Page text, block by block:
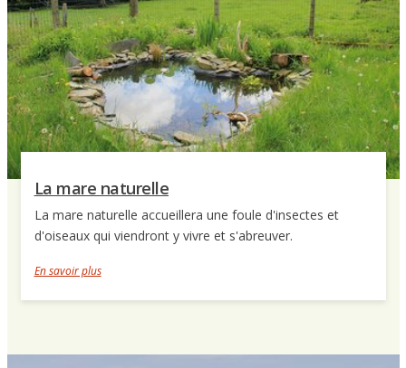
La mare naturelle
La mare naturelle accueillera une foule d'insectes et
d'oiseaux qui viendront y vivre et s'abreuver.
En savoir plus